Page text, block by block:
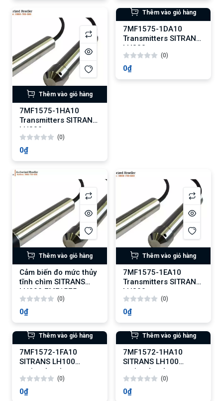
Thêm vào giỏ hàng
7MF1575-1HA10
Transmitters SITRANS
LH300
(0)
0₫
Thêm vào giỏ hàng
Cảm biến đo mức thủy
tĩnh chìm SITRANS
LH300 7MF1575-
1CA10
(0)
0₫
Thêm vào giỏ hàng
7MF1575-1EA10
Transmitters SITRANS
LH300
(0)
0₫
Thêm vào giỏ hàng
7MF1572-1HA10
SITRANS LH100
series, level
transmitter(0)
0₫